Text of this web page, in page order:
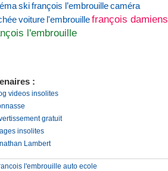
skifrançois l’embrouillecaméra
voiture l'embrouillefrançois damiens
l'embrouille
:
videos insolites
gratuit
insolites
Lambert
l'embrouille auto ecole